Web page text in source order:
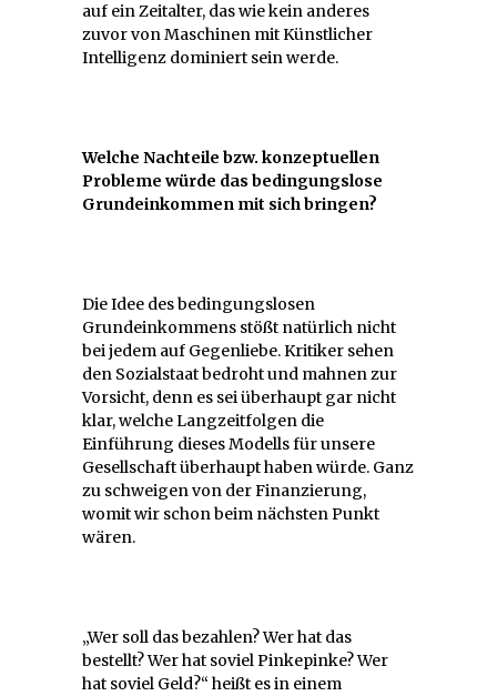
auf ein Zeitalter, das wie kein anderes
zuvor von Maschinen mit Künstlicher
Intelligenz dominiert sein werde.
Welche Nachteile bzw. konzeptuellen
Probleme würde das bedingungslose
Grundeinkommen mit sich bringen?
Die Idee des bedingungslosen
Grundeinkommens stößt natürlich nicht
bei jedem auf Gegenliebe. Kritiker sehen
den Sozialstaat bedroht und mahnen zur
Vorsicht, denn es sei überhaupt gar nicht
klar, welche Langzeitfolgen die
Einführung dieses Modells für unsere
Gesellschaft überhaupt haben würde. Ganz
zu schweigen von der Finanzierung,
womit wir schon beim nächsten Punkt
wären.
„Wer soll das bezahlen? Wer hat das
bestellt? Wer hat soviel Pinkepinke? Wer
hat soviel Geld?“ heißt es in einem